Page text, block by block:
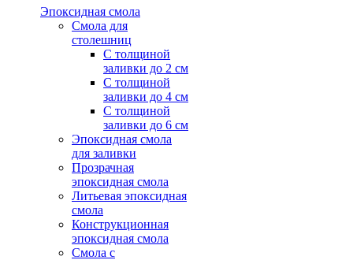
Эпоксидная смола
Смола для
столешниц
С толщиной
заливки до 2 см
С толщиной
заливки до 4 см
С толщиной
заливки до 6 см
Эпоксидная смола
для заливки
Прозрачная
эпоксидная смола
Литьевая эпоксидная
смола
Конструкционная
эпоксидная смола
Смола с